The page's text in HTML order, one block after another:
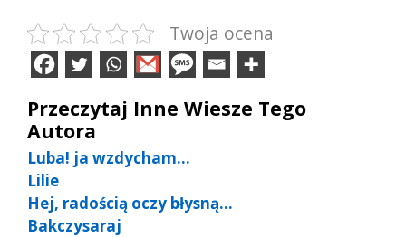
Twoja ocena
Przeczytaj Inne Wiesze Tego
Autora
Luba! ja wzdycham…
Lilie
Hej, radością oczy błysną…
Bakczysaraj